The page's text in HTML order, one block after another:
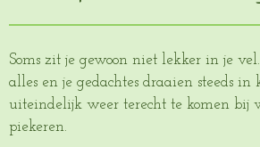
Soms zit je gewoon niet lekker in je
alles en je gedachtes draaien steeds in
uiteindelijk weer terecht te komen bij
piekeren.